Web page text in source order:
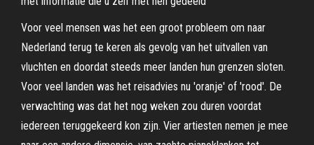
Voor veel mensen was het een groot probleem om naar
Nederland terug te keren als gevolg van het uitvallen van
vluchten en doordat steeds meer landen hun grenzen sloten.
Voor veel landen was het reisadvies nu 'oranje' of 'rood'. De
verwachting was dat het nog weken zou duren voordat
iedereen teruggekeerd kon zijn. Vier artiesten nemen je mee